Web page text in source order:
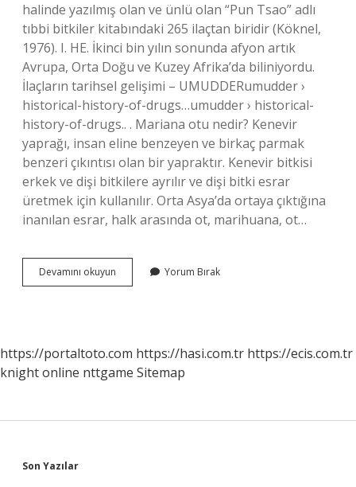
halinde yazılmış olan ve ünlü olan “Pun Tsao” adlı
tıbbi bitkiler kitabındaki 265 ilaçtan biridir (Köknel,
1976). I. HE. İkinci bin yılın sonunda afyon artık
Avrupa, Orta Doğu ve Kuzey Afrika’da biliniyordu.
İlaçların tarihsel gelişimi – UMUDDERumudder ›
historical-history-of-drugs…umudder › historical-
history-of-drugs.. . Mariana otu nedir? Kenevir
yaprağı, insan eline benzeyen ve birkaç parmak
benzeri çıkıntısı olan bir yapraktır. Kenevir bitkisi
erkek ve dişi bitkilere ayrılır ve dişi bitki esrar
üretmek için kullanılır. Orta Asya’da ortaya çıktığına
inanılan esrar, halk arasında ot, marihuana, ot…
Devamını okuyun
Esrarı
Yorum Bırak
https://portaltoto.com https://hasi.com.tr https://ecis.com.tr
knight online nttgame Sitemap
Sidebar
Son Yazılar